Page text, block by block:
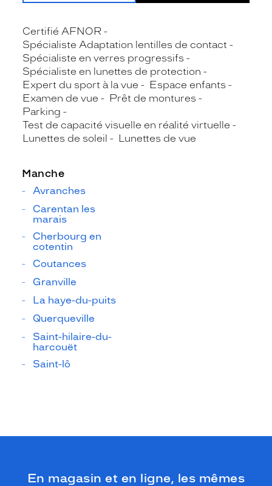
Certifié AFNOR
Spécialiste Adaptation lentilles de contact
Spécialiste en verres progressifs
Spécialiste en lunettes de protection
Expert du sport à la vue
Espace enfants
Examen de vue
Prêt de montures
Parking
Test de capacité visuelle en réalité virtuelle
Lunettes de soleil
Lunettes de vue
Manche
Avranches
Carentan les
marais
Cherbourg en
cotentin
Coutances
Granville
La haye-du-puits
Querqueville
Saint-hilaire-du-
harcouët
Saint-lô
En magasin et en ligne, les mêmes